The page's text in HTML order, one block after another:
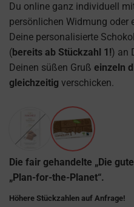
Du online ganz individuell
persönlichen Widmung oder
Deine personalisierte
(bereits ab Stückzahl 1!) an
Deinen süßen Gruß einzeln
gleichzeitig verschicken.
Die fair gehandelte „Die
„Plan-for-the-Planet“.
Höhere Stückzahlen auf Anfrage!